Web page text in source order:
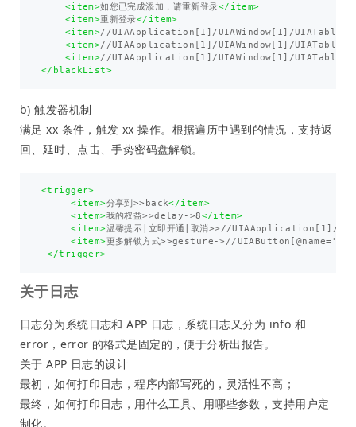
<item>如您已完成添加，请重新登录</item>
<item>重新登录</item>
<item>//UIAApplication[1]/UIAWindow[1]/
<item>//UIAApplication[1]/UIAWindow[1]/
<item>//UIAApplication[1]/UIAWindow[1]/
</blackList>
b) 触发器机制
满足 xx 条件，触发 xx 操作。根据遍历中遇到的情况，支持返
回、延时、点击、手势密码盘解锁。
<trigger>
<item>分享到>>back</item>
<item>我的权益>>delay->8</item>
<item>温馨提示|立即开通|取消>>//UIAApplication[1]/
<item>更多解锁方式>>gesture->//
</trigger>
关于日志
日志分为系统日志和 APP 日志，系统日志又分为 info 和
error，error 的格式是固定的，便于分析出报告。
关于 APP 日志的设计
最初，如何打印日志，程序内部写死的，灵活性不高；
最终，如何打印日志，用什么工具、用哪些参数，支持用户定
制化。